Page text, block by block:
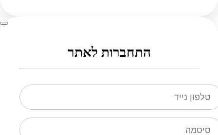
התחברות לאתר